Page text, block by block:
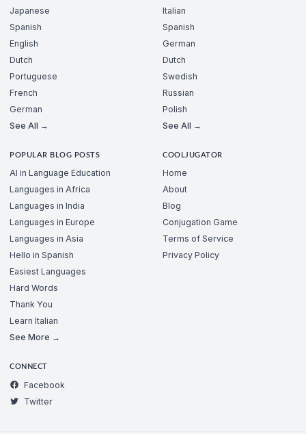
Japanese
Spanish
English
Dutch
Portuguese
French
German
See All →
Italian
Spanish
German
Dutch
Swedish
Russian
Polish
See All →
POPULAR BLOG POSTS
AI in Language Education
Languages in Africa
Languages in India
Languages in Europe
Languages in Asia
Hello in Spanish
Easiest Languages
Hard Words
Thank You
Learn Italian
See More →
COOLJUGATOR
Home
About
Blog
Conjugation Game
Terms of Service
Privacy Policy
CONNECT
Facebook
Twitter